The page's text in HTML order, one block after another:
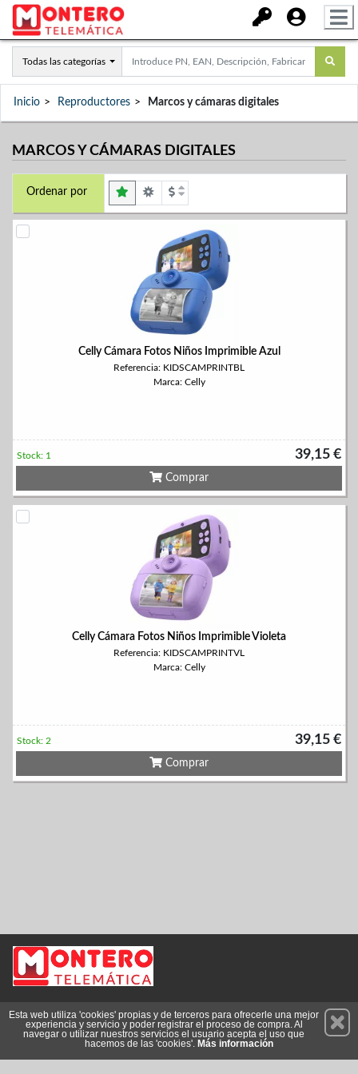
Todas las categorías
Inicio Reproductores Marcos y cámaras digitales
MARCOS Y CÁMARAS DIGITALES
Ordenar por
Celly Cámara Fotos Niños Imprimible Azul
Referencia: KIDSCAMPRINTBL
Marca: Celly
39,15 €
Stock: 1
Comprar
Celly Cámara Fotos Niños Imprimible Violeta
Referencia: KIDSCAMPRINTVL
Marca: Celly
39,15 €
Stock: 2
Comprar
Suscríbete
Esta web utiliza 'cookies' propias y de terceros para ofrecerle una mejor
experiencia y servicio y poder registrar el proceso de compra. Al
navegar o utilizar nuestros servicios el usuario acepta el uso que
hacemos de las 'cookies'. Más información